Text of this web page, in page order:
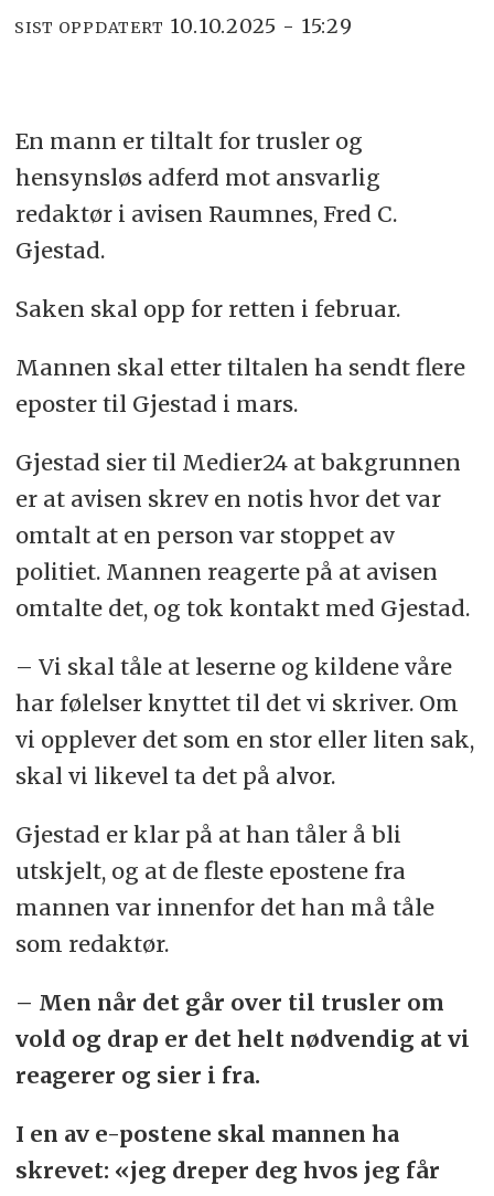
SIST OPPDATERT 10.10.2025 - 15:29
En mann er tiltalt for trusler og
hensynsløs adferd mot ansvarlig
redaktør i avisen Raumnes, Fred C.
Gjestad.
Saken skal opp for retten i februar.
Mannen skal etter tiltalen ha sendt flere
eposter til Gjestad i mars.
Gjestad sier til Medier24 at bakgrunnen
er at avisen skrev en notis hvor det var
omtalt at en person var stoppet av
politiet. Mannen reagerte på at avisen
omtalte det, og tok kontakt med Gjestad.
– Vi skal tåle at leserne og kildene våre
har følelser knyttet til det vi skriver. Om
vi opplever det som en stor eller liten sak,
skal vi likevel ta det på alvor.
Gjestad er klar på at han tåler å bli
utskjelt, og at de fleste epostene fra
mannen var innenfor det han må tåle
som redaktør.
– Men når det går over til trusler om
vold og drap er det helt nødvendig at vi
reagerer og sier i fra.
I en av e-postene skal mannen ha
skrevet: «jeg dreper deg hvos jeg får